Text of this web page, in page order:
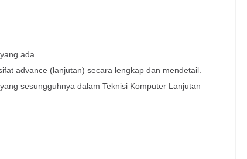
ada.
advance (lanjutan) secara lengkap dan mendetail.
sesungguhnya dalam Teknisi Komputer Lanjutan